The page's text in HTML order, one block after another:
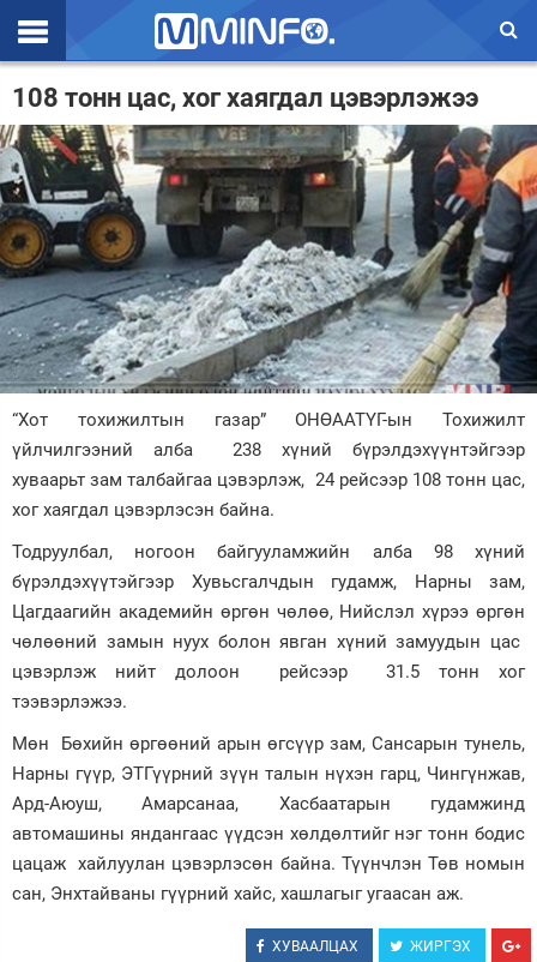
Эхлэл
Цаг агаар
Валют ханш
Улс төр
Эдийн засаг
Үзэл бодол
Спорт
Нийгэм
Дэлхий
Зурхай
108 тонн цас, хог хаягдал цэвэрлэжээ
“Хот тохижилтын газар” ОНӨААТҮГ-ын Тохижилт
үйлчилгээний алба 238 хүний бүрэлдэхүүнтэйгээр
хуваарьт зам талбайгаа цэвэрлэж, 24 рейсээр 108 тонн цас,
хог хаягдал цэвэрлэсэн байна.
Тодруулбал, ногоон байгууламжийн алба 98 хүний
бүрэлдэхүүтэйгээр Хувьсгалчдын гудамж, Нарны зам,
Цагдаагийн академийн өргөн чөлөө, Нийслэл хүрээ өргөн
чөлөөний замын нуух болон явган хүний замуудын цас
цэвэрлэж нийт долоон рейсээр 31.5 тонн хог
тээвэрлэжээ.
Мөн Бөхийн өргөөний арын өгсүүр зам, Сансарын тунель,
Нарны гүүр, ЭТГүүрний зүүн талын нүхэн гарц, Чингүнжав,
Ард-Аюуш, Амарсанаа, Хасбаатарын гудамжинд
автомашины яндангаас үүдсэн хөлдөлтийг нэг тонн бодис
цацаж хайлуулан цэвэрлэсөн байна. Түүнчлэн Төв номын
сан, Энхтайваны гүүрний хайс, хашлагыг угаасан аж.
ХУВААЛЦАХ ЖИРГЭХ